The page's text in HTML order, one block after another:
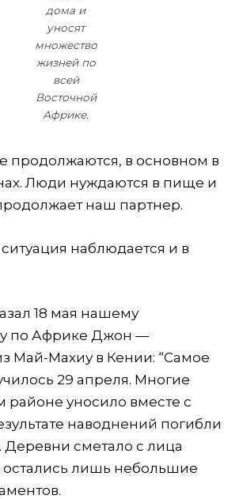
дома и
уносят
множество
жизней по
всей
Восточной
Африке.
продолжаются, в основном в
Люди нуждаются в пище и
наш партнер.
наблюдается и в
18 мая нашему
по Африке Джон —
Май-Махиу в Кении: “Самое
29 апреля. Многие
уносило вместе с
наводнений погибли
сметало с лица
остались лишь небольшие